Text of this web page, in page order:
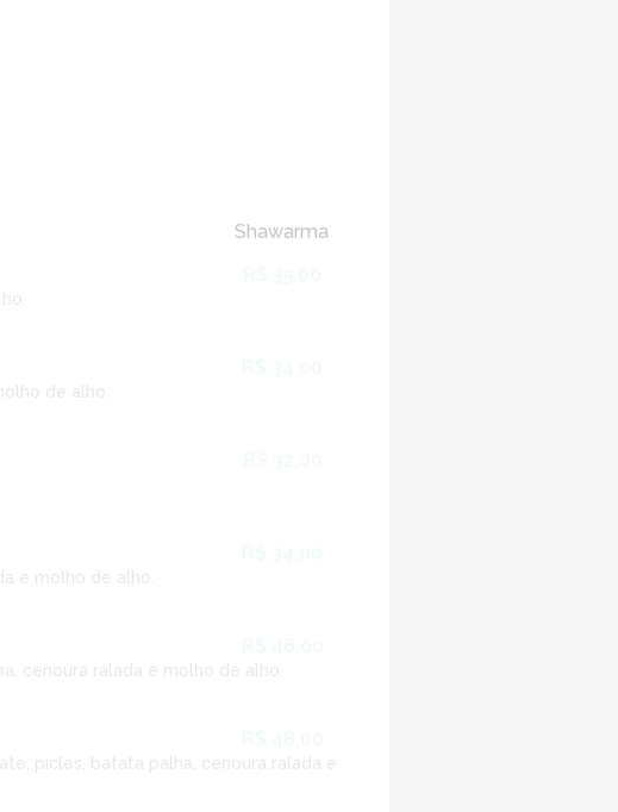
Shawarma
de alho.
e molho de alho.
cenoura ralada e molho de alho.
picles, batata palha, cenoura ralada e